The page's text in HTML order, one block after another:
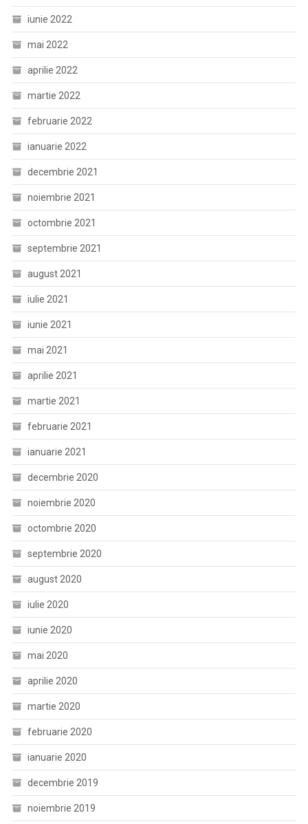
iunie 2022
mai 2022
aprilie 2022
martie 2022
februarie 2022
ianuarie 2022
decembrie 2021
noiembrie 2021
octombrie 2021
septembrie 2021
august 2021
iulie 2021
iunie 2021
mai 2021
aprilie 2021
martie 2021
februarie 2021
ianuarie 2021
decembrie 2020
noiembrie 2020
octombrie 2020
septembrie 2020
august 2020
iulie 2020
iunie 2020
mai 2020
aprilie 2020
martie 2020
februarie 2020
ianuarie 2020
decembrie 2019
noiembrie 2019